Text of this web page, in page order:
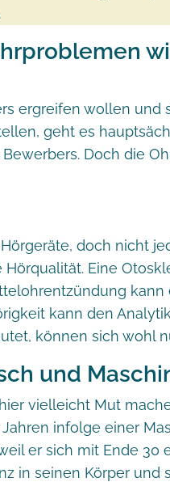
ergreifen wollen und
geht es
Doch die
doch nicht
Eine
kann
kann den
können sich wohl
und
vielleicht Mut
infolge einer
er sich mit Ende 30
in seinen Körper und